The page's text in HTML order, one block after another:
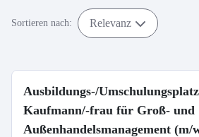
Sortieren nach: Relevanz
Ausbildungs-/
Kaufmann/-frau für Groß- und
Außenhandelsmanagement (m/